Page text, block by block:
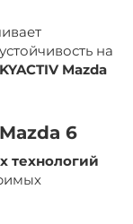
на
Mazda
6
технологий